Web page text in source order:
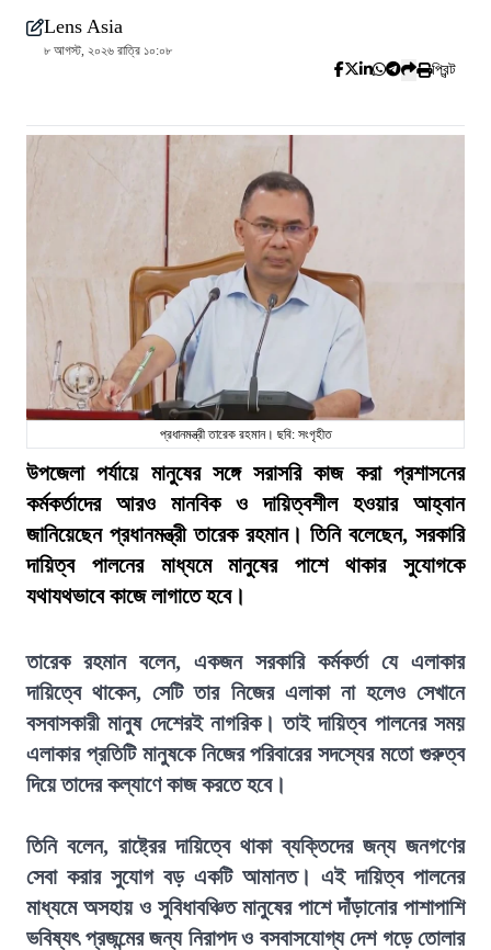
Lens Asia
৮ আগস্ট, ২০২৬ রাত্রি ১০:০৮
প্রিন্ট
প্রধানমন্ত্রী তারেক রহমান। ছবি: সংগৃহীত
উপজেলা পর্যায়ে মানুষের সঙ্গে সরাসরি কাজ করা প্রশাসনের
কর্মকর্তাদের আরও মানবিক ও দায়িত্বশীল হওয়ার আহ্বান
জানিয়েছেন প্রধানমন্ত্রী তারেক রহমান। তিনি বলেছেন, সরকারি
দায়িত্ব পালনের মাধ্যমে মানুষের পাশে থাকার সুযোগকে
যথাযথভাবে কাজে লাগাতে হবে।
তারেক রহমান বলেন, একজন সরকারি কর্মকর্তা যে এলাকার
দায়িত্বে থাকেন, সেটি তার নিজের এলাকা না হলেও সেখানে
বসবাসকারী মানুষ দেশেরই নাগরিক। তাই দায়িত্ব পালনের সময়
এলাকার প্রতিটি মানুষকে নিজের পরিবারের সদস্যের মতো গুরুত্ব
দিয়ে তাদের কল্যাণে কাজ করতে হবে।
তিনি বলেন, রাষ্ট্রের দায়িত্বে থাকা ব্যক্তিদের জন্য জনগণের
সেবা করার সুযোগ বড় একটি আমানত। এই দায়িত্ব পালনের
মাধ্যমে অসহায় ও সুবিধাবঞ্চিত মানুষের পাশে দাঁড়ানোর পাশাপাশি
ভবিষ্যৎ প্রজন্মের জন্য নিরাপদ ও বসবাসযোগ্য দেশ গড়ে তোলার